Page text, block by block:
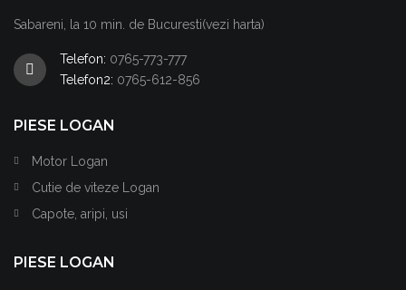
Sabareni, la 10 min. de Bucuresti(vezi harta)
Telefon: 0765-773-777
Telefon2: 0765-612-856
PIESE LOGAN
Motor Logan
Cutie de viteze Logan
Capote, aripi, usi
PIESE LOGAN